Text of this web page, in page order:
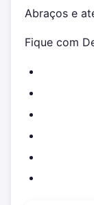
Abraços e
Fique com